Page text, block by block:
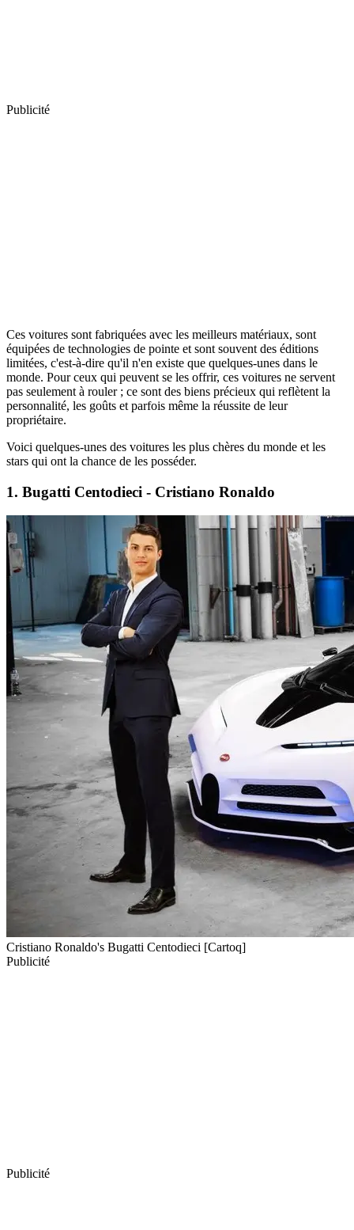
Publicité
Ces voitures sont fabriquées avec les meilleurs matériaux, sont
équipées de technologies de pointe et sont souvent des éditions
limitées, c'est-à-dire qu'il n'en existe que quelques-unes dans le
monde. Pour ceux qui peuvent se les offrir, ces voitures ne servent
pas seulement à rouler ; ce sont des biens précieux qui reflètent la
personnalité, les goûts et parfois même la réussite de leur
propriétaire.
Voici quelques-unes des voitures les plus chères du monde et les
stars qui ont la chance de les posséder.
1. Bugatti Centodieci - Cristiano Ronaldo
Cristiano Ronaldo's Bugatti Centodieci [Cartoq]
Publicité
Publicité